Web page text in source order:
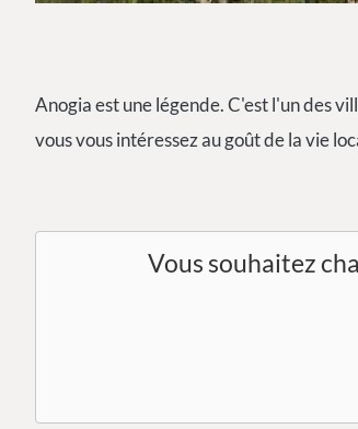
Anogia est une légende. C'est l'un des
vous vous intéressez au goût de la vie
Vous souhaitez